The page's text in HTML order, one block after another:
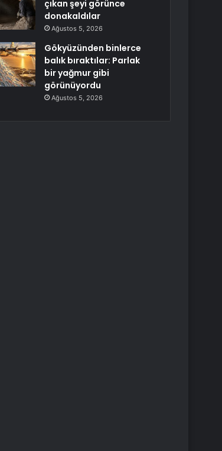
çıkan şeyi görünce
donakaldılar
Ağustos 5, 2026
Gökyüzünden binlerce
balık bıraktılar: Parlak
bir yağmur gibi
görünüyordu
Ağustos 5, 2026